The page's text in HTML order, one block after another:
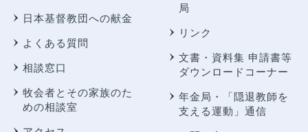
日本基督教団への献金
よくある質問
相談窓口
牧会者とその家族のた
めの相談室
局
リンク
文書・資料集 申請書等
ダウンロードコーナー
年金局・
「隠退教師を
支える運動」通信